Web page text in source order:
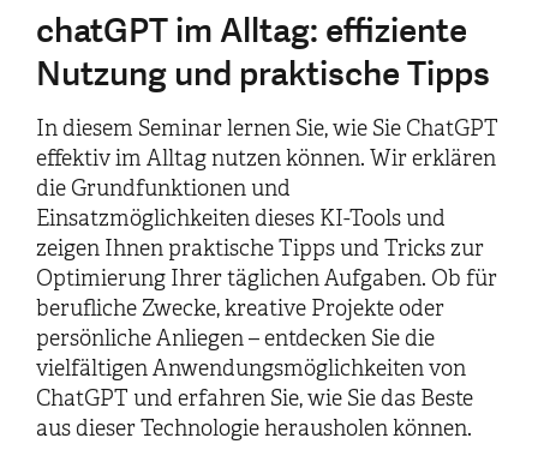
chatGPT im Alltag: effiziente
Nutzung und praktische Tipps
In diesem Seminar lernen Sie, wie Sie ChatGPT
effektiv im Alltag nutzen können. Wir erklären
die Grundfunktionen und
Einsatzmöglichkeiten dieses KI-Tools und
zeigen Ihnen praktische Tipps und Tricks zur
Optimierung Ihrer täglichen Aufgaben. Ob für
berufliche Zwecke, kreative Projekte oder
persönliche Anliegen – entdecken Sie die
vielfältigen Anwendungsmöglichkeiten von
ChatGPT und erfahren Sie, wie Sie das Beste
aus dieser Technologie herausholen können.